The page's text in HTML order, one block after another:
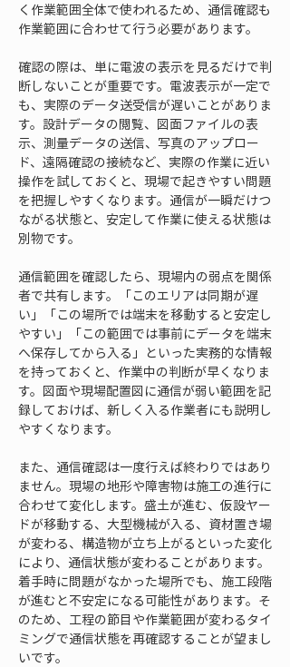
く作業範囲全体で使われるため、通信確認も
作業範囲に合わせて行う必要があります。
確認の際は、単に電波の表示を見るだけで判
断しないことが重要です。電波表示が一定で
も、実際のデータ送受信が遅いことがありま
す。設計データの閲覧、図面ファイルの表
示、測量データの送信、写真のアップロー
ド、遠隔確認の接続など、実際の作業に近い
操作を試しておくと、現場で起きやすい問題
を把握しやすくなります。通信が一瞬だけつ
ながる状態と、安定して作業に使える状態は
別物です。
通信範囲を確認したら、現場内の弱点を関係
者で共有します。「このエリアは同期が遅
い」「この場所では端末を移動すると安定し
やすい」「この範囲では事前にデータを端末
へ保存してから入る」といった実務的な情報
を持っておくと、作業中の判断が早くなりま
す。図面や現場配置図に通信が弱い範囲を記
録しておけば、新しく入る作業者にも説明し
やすくなります。
また、通信確認は一度行えば終わりではあり
ません。現場の地形や障害物は施工の進行に
合わせて変化します。盛土が進む、仮設ヤー
ドが移動する、大型機械が入る、資材置き場
が変わる、構造物が立ち上がるといった変化
により、通信状態が変わることがあります。
着手時に問題がなかった場所でも、施工段階
が進むと不安定になる可能性があります。そ
のため、工程の節目や作業範囲が変わるタイ
ミングで通信状態を再確認することが望まし
いです。